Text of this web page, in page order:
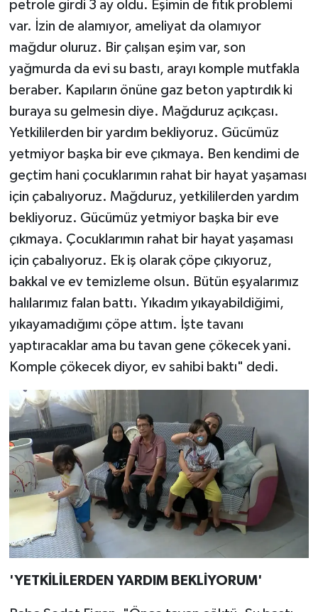
petrole girdi 3 ay oldu. Eşimin de fıtık problemi
var. İzin de alamıyor, ameliyat da olamıyor
mağdur oluruz. Bir çalışan eşim var, son
yağmurda da evi su bastı, arayı komple mutfakla
beraber. Kapıların önüne gaz beton yaptırdık ki
buraya su gelmesin diye. Mağduruz açıkçası.
Yetkililerden bir yardım bekliyoruz. Gücümüz
yetmiyor başka bir eve çıkmaya. Ben kendimi de
geçtim hani çocuklarımın rahat bir hayat yaşaması
için çabalıyoruz. Mağduruz, yetkililerden yardım
bekliyoruz. Gücümüz yetmiyor başka bir eve
çıkmaya. Çocuklarımın rahat bir hayat yaşaması
için çabalıyoruz. Ek iş olarak çöpe çıkıyoruz,
bakkal ve ev temizleme olsun. Bütün eşyalarımız
halılarımız falan battı. Yıkadım yıkayabildiğimi,
yıkayamadığımı çöpe attım. İşte tavanı
yaptıracaklar ama bu tavan gene çökecek yani.
Komple çökecek diyor, ev sahibi baktı" dedi.
'YETKİLİLERDEN YARDIM BEKLİYORUM'